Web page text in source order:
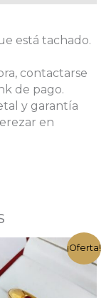
está tachado.
contactarse
de pago.
y garantía
en
¡Oferta!